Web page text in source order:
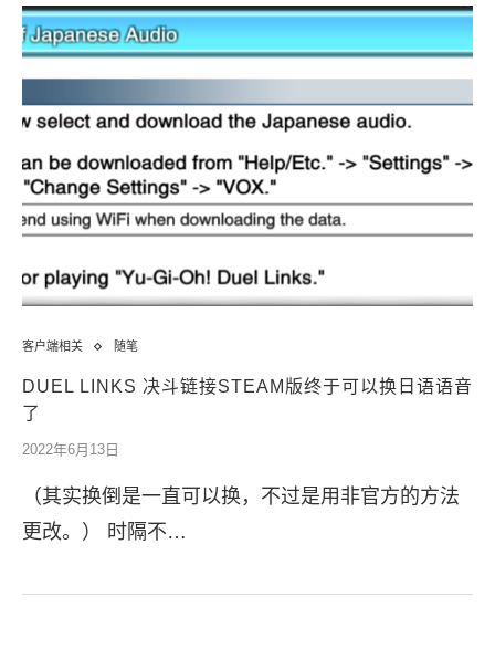
客户端相关 随笔
DUEL LINKS 决斗链接STEAM版终于可以换日语语音
了
2022年6月13日
（其实换倒是一直可以换，不过是用非官方的方法
更改。） 时隔不…